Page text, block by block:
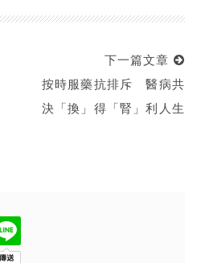
下一篇文章
按時服藥抗排斥 醫病共
決「換」得「腎」利人生